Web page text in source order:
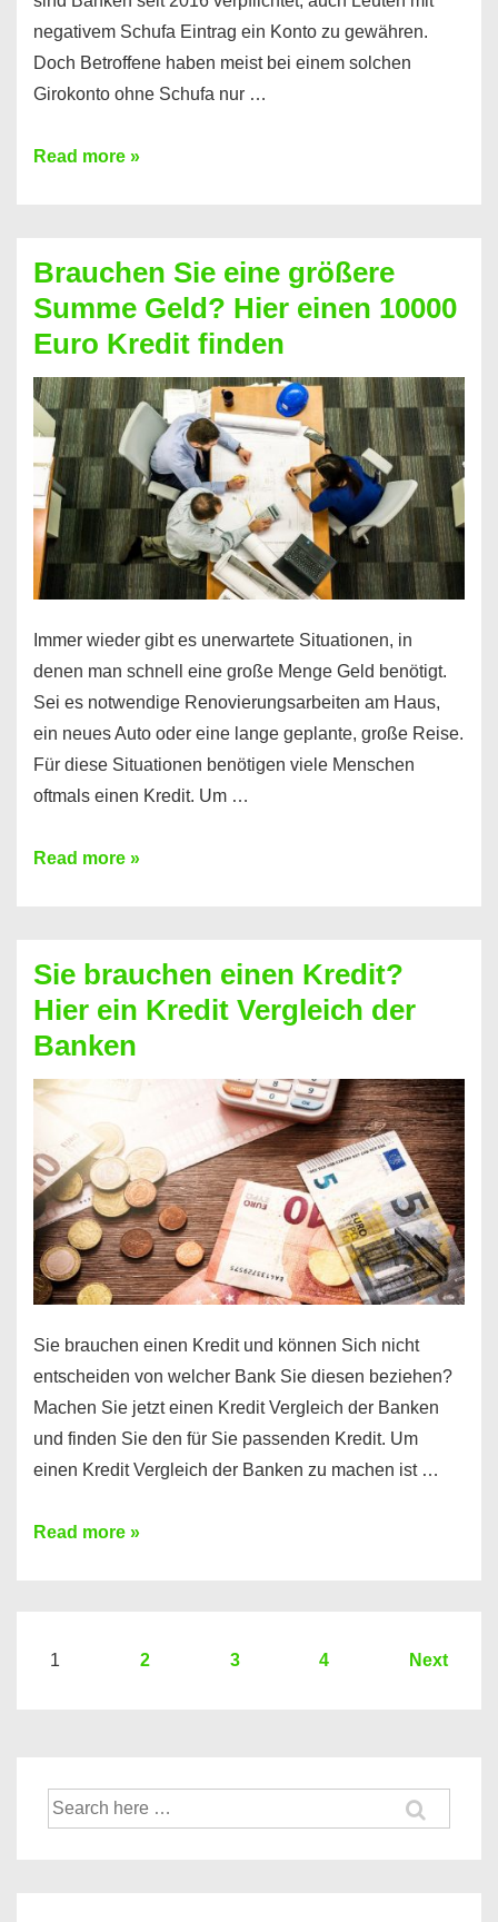
negativem Schufa Eintrag ein Konto zu gewähren.
Doch Betroffene haben meist bei einem solchen
Girokonto ohne Schufa nur …
Günstiges
Geht
das
überhaupt?
Na
klar!
Read more »
Brauchen Sie eine größere
Summe Geld? Hier einen 10000
Euro Kredit finden
Immer wieder gibt es unerwartete Situationen, in
denen man schnell eine große Menge Geld benötigt.
Sei es notwendige Renovierungsarbeiten am Haus,
ein neues Auto oder eine lange geplante, große Reise.
Für diese Situationen benötigen viele Menschen
oftmals einen Kredit. Um …
Brauchen
Summe
Geld?
Hier
einen
10000
Euro
Kredit
finden
Read more »
Sie brauchen einen Kredit?
Hier ein Kredit Vergleich der
Banken
Sie brauchen einen Kredit und können Sich nicht
entscheiden von welcher Bank Sie diesen beziehen?
Machen Sie jetzt einen Kredit Vergleich der Banken
und finden Sie den für Sie passenden Kredit. Um
einen Kredit Vergleich der Banken zu machen ist …
Sie
Hier
Banken
Read more »
Seitennummerierung
1 2 3 4 Next
Suche
nach: